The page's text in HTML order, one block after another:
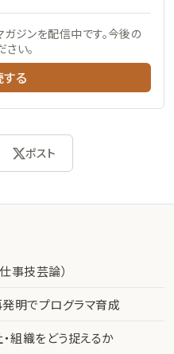
ジンを配信中です。今後の
い。
る
ポスト
事技芸論）
明でプログラマ育成
組織をどう捉えるか